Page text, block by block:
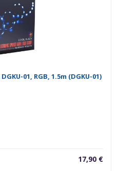
01, RGB, 1.5m (DGKU-01)
17,90 €